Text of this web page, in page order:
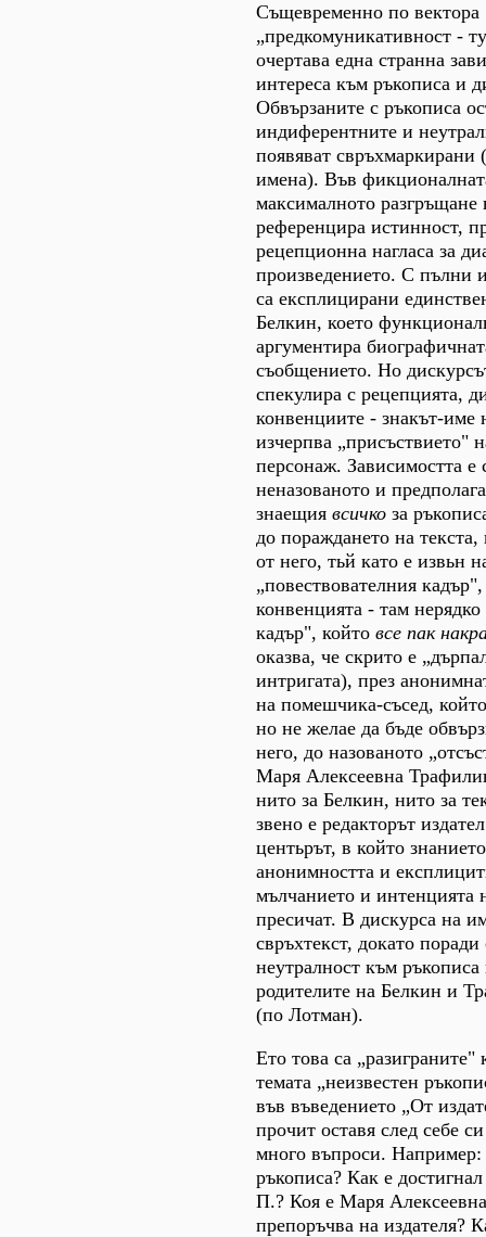
Същевременно по вектора
„предкомуникативност -
очертава една странна
интереса към ръкописа и
Обвързаните с ръкописа
индиферентните и
появяват свръхмаркирани
имена). Във
максималното разгръщане
референцира истинност,
рецепционна нагласа за
произведението. С пълни
са експлицирани
Белкин, което
аргументира
съобщението. Но
спекулира с рецепцията,
конвенциите - знакът-име
изчерпва „присъствието"
персонаж. Зависимостта е
неназованото и
знаещия всичко за
до пораждането на
от него, тьй като е извьн
„повествователния
конвенцията - там
кадър", който все пак
оказва, че скрито е
интригата), през
на помешчика-съсед,
но не желае да бъде
него, до назованото
Маря Алексеевна
нито за Белкин, нито за
звено е редакторът
центьрът, в който
анонимността и
мълчанието и интенцията
пресичат. В дискурса на
свръхтекст, докато
неутралност към
родителите на Белкин и
(по Лотман).
Ето това са
темата „неизвестен
във въведението „От
прочит оставя след себе
много въпроси. Например:
ръкописа? Как е
П.? Коя е Маря
препоръчва на издателя?